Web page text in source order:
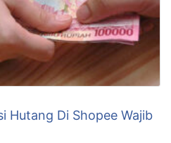
Hutang Di Shopee Wajib